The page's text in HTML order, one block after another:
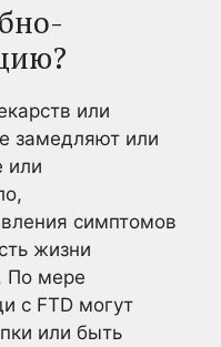
или
замедляют или
или
симптомов
жизни
По мере
с FTD могут
или быть